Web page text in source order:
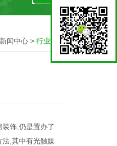
新闻中心 > 行业培训
饰,仍是置办了
法,其中有光触媒